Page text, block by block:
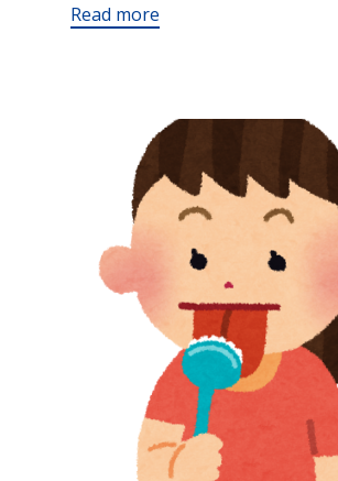
Read more